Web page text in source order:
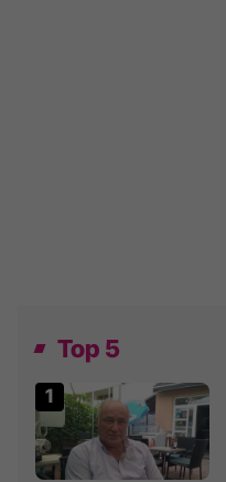
Top 5